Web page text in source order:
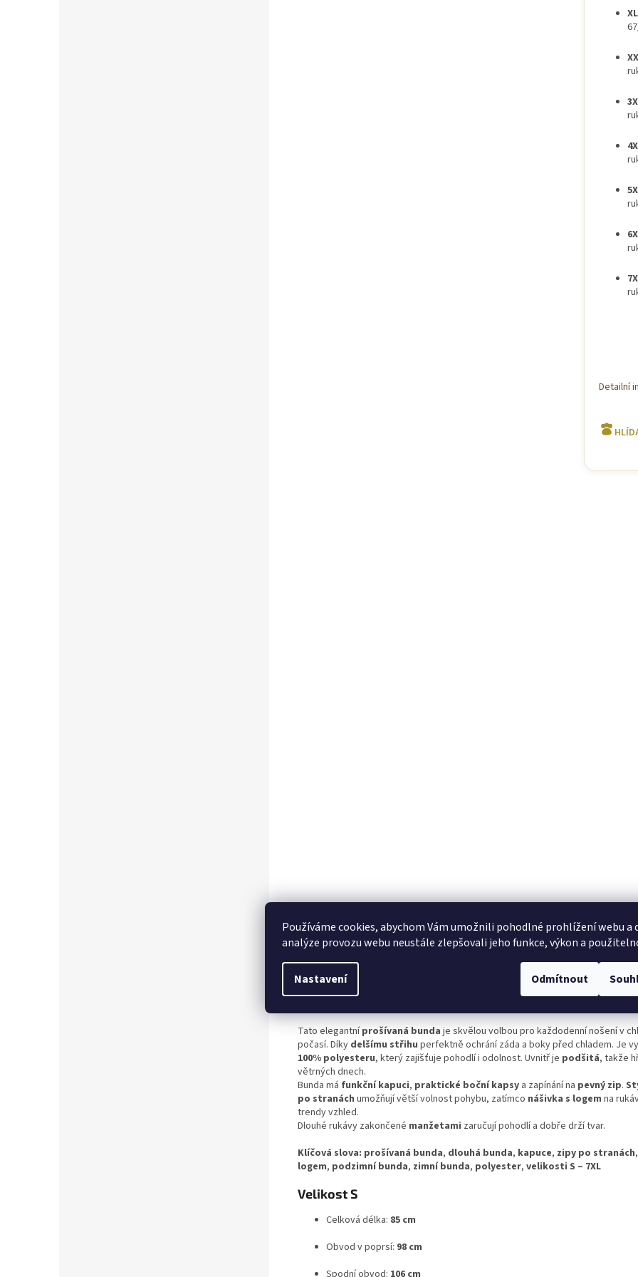
Používáme cookies, abychom Vám umožnili pohodlné prohlížení webu a
analýze provozu webu neustále zlepšovali jeho funkce, výkon a
Nastavení Odmítnout
Detailní
Tato elegantníprošívaná bunda je skvělou volbou pro každodenní nošení v
počasí. Díky delšímu střihu perfektně ochrání záda a boky před chladem. Je
100% polyesteru, který zajišťuje pohodlí i odolnost. Uvnitř je podšitá, takže
větrných dnech.
Bunda má funkční kapuci, praktické boční kapsy a zapínání na pevný zip.
po stranách umožňují větší volnost pohybu, zatímco nášivka s logem na
trendy vzhled.
Dlouhé rukávy zakončené manžetami zaručují pohodlí a dobře drží tvar.
Klíčová slova: prošívaná bunda, dlouhá bunda, kapuce, zipy po stranách,
logem, podzimní bunda, zimní bunda, polyester, velikosti S – 7XL
Velikost S
Celková délka: 85 cm
Obvod v poprsí: 98 cm
Spodní obvod: 106 cm